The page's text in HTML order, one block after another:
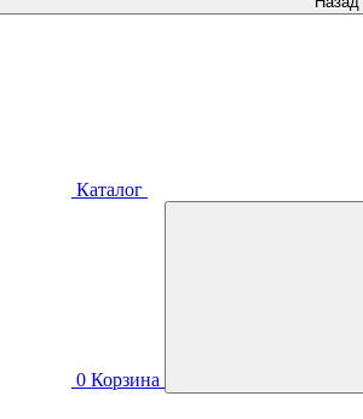
Каталог
0 Корзина